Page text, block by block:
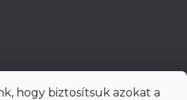
hogy biztosítsuk azokat a